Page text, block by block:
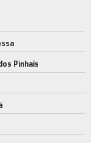
Pinhais